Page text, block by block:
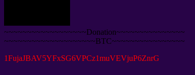
~~~~~~~~~~~~~~~~~~Donation~~~~~~~~~~~~~~~
~~~~~~~~~~~~~~~~~~~~BTC~~~~~~~~~~~~~~~~
1FujaJBAV5YFxSG6VPCz1muVEVjuP6ZnrG